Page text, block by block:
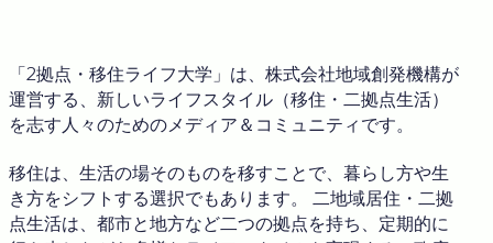
「2拠点・移住ライフ大学」は、株式会社地域創発機構が
運営する、新しいライフスタイル（移住・二拠点生活）
を志す人々のためのメディア＆コミュニティです。
移住は、生活の場そのものを移すことで、暮らし方や生
き方をシフトする選択でもあります。 二地域居住・二拠
点生活は、都市と地方など二つの拠点を持ち、定期的に